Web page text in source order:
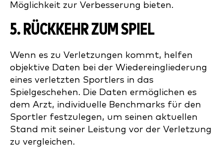
Möglichkeit zur Verbesserung bieten.
5. RÜCKKEHR ZUM SPIEL
Wenn es zu Verletzungen kommt, helfen
objektive Daten bei der Wiedereingliederung
eines verletzten Sportlers in das
Spielgeschehen. Die Daten ermöglichen es
dem Arzt, individuelle Benchmarks für den
Sportler festzulegen, um seinen aktuellen
Stand mit seiner Leistung vor der Verletzung
zu vergleichen.